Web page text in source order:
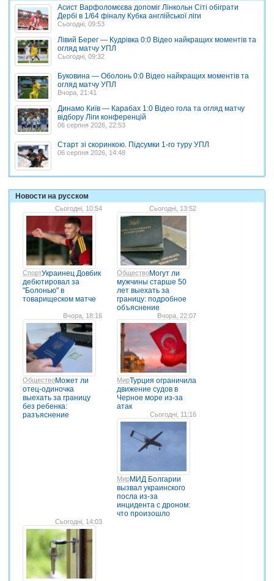
Асист Варфоломєєва допоміг Лінкольн Сіті обіграти
Дербі в 1/64 фіналу Кубка англійської ліги
Сьогодні, 09:53
Лівий Берег — Кудрівка 0:0 Відео найкращих моментів та
огляд матчу УПЛ
Сьогодні, 09:32
Буковина — Оболонь 0:0 Відео найкращих моментів та
огляд матчу УПЛ
Вчора, 21:41
Динамо Київ — Карабах 1:0 Відео гола та огляд матчу
відбору Ліги конференцій
06 серпня 2026, 22:53
Старт зі скоринкою. Підсумки 1-го туру УПЛ
06 серпня 2026, 14:48
Новости на русском
Сьогодні, 10:54
СпортУкраинец Довбик
дебютировал за
"Болонью" в
товарищеском матче
Сьогодні, 13:52
ОбществоМогут ли
мужчины старше 50
лет выехать за
границу: подробное
объяснение
Вчора, 18:16
ОбществоМожет ли
отец-одиночка
выехать за границу
без ребенка:
разъяснение
Вчора, 22:07
МирТурция ограничила
движение судов в
Черное море из-за
атак
Сьогодні, 11:16
МирМИД Болгарии
вызвал украинского
посла из-за
инцидента с дроном:
что произошло
Сьогодні, 14:03